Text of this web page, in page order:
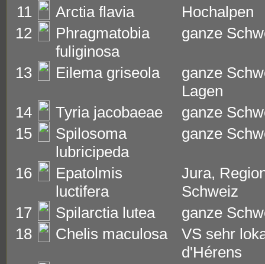
11 Arctia flavia
Hochalpen
12
Phragmatobia
fuliginosa
ganze
13 Eilema griseola
ganze
Lagen
14
Tyria jacobaeae
ganze
15
Spilosoma
lubricipeda
ganze
16
Epatolmis
luctifera
Jura,
Schweiz
17
Spilarctia lutea
ganze
18
Chelis maculosa
VS sehr
d'Hérens